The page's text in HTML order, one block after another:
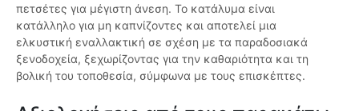
πετσέτες για μέγιστη άνεση. Το κατάλυμα είναι
κατάλληλο για μη καπνίζοντες και αποτελεί μια
ελκυστική εναλλακτική σε σχέση με τα παραδοσιακά
ξενοδοχεία, ξεχωρίζοντας για την καθαριότητα και τη
βολική του τοποθεσία, σύμφωνα με τους επισκέπτες.